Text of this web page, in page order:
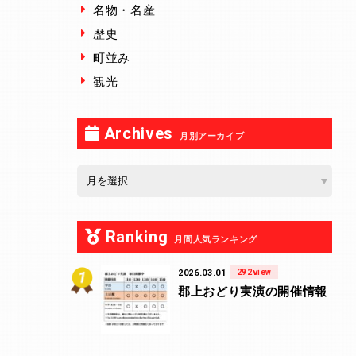
名物・名産
歴史
町並み
観光
Archives 月別アーカイブ
Ranking 月間人気ランキング
2026.03.01 292view
郡上おどり実演の開催情報